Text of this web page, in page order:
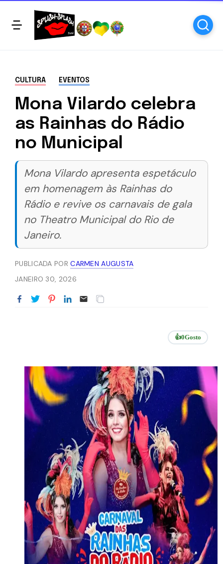
CULTURA EVENTOS
Mona Vilardo celebra
as Rainhas do Rádio
no Municipal
Mona Vilardo apresenta espetáculo
em homenagem às Rainhas do
Rádio e revive os carnavais de gala
no Theatro Municipal do Rio de
Janeiro.
PUBLICADA PORCARMEN AUGUSTA
JANEIRO 30, 2026
👍0Gosto